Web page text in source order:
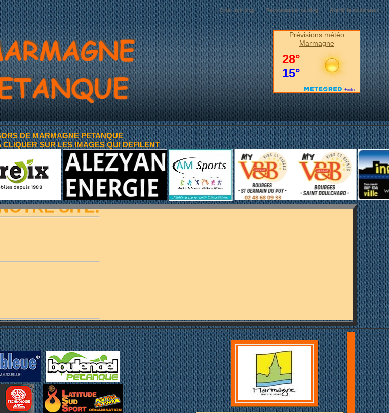
Créer son blog Recommander ce blog Avertir le modérateur
Prévisions météo
Marmagne
DE MARMAGNE PETANQUE
CLIQUER SUR LES IMAGES QUI DEFILENT
DE MARMAGNE...
PETANQUEURS~
MARMAGNAIS~
PÉTANQUE
LA BIENVENUE
SUR
SITE!
Bon surf!
à la pétanque!